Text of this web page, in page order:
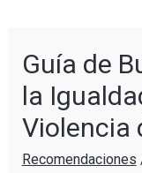
Guía de
la
Violencia
Recomendaciones